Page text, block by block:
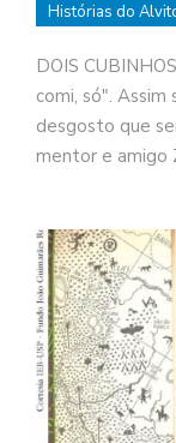
Histórias do
DOIS
comi, só".
desgosto que
mentor e amigo